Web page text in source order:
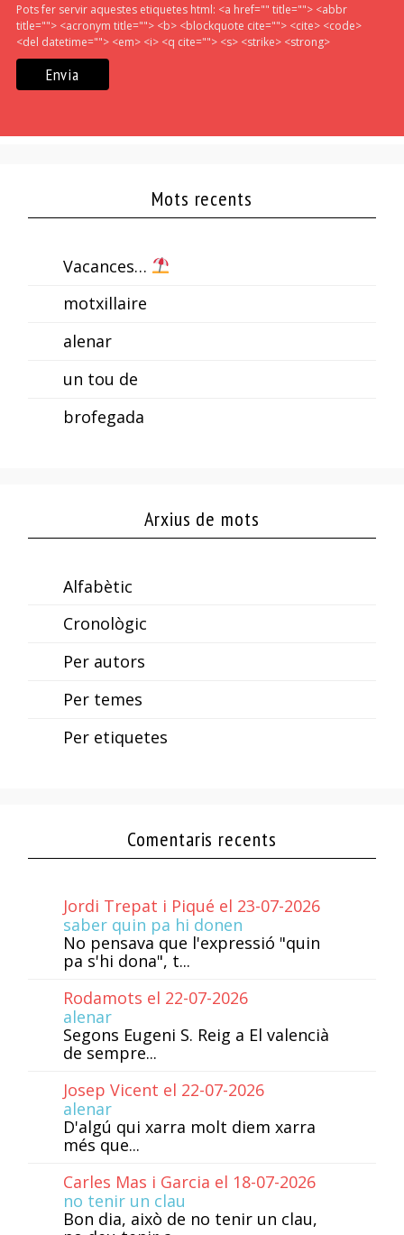
Pots fer servir aquestes etiquetes html: <a href="" title=""> <abbr
title=""> <acronym title=""> <b> <blockquote cite=""> <cite> <code>
<del datetime=""> <em> <i> <q cite=""> <s> <strike> <strong>
Mots recents
Vacances…
motxillaire
alenar
un tou de
brofegada
Arxius de mots
Alfabètic
Cronològic
Per autors
Per temes
Per etiquetes
Comentaris recents
Jordi Trepat i Piqué el 23-07-2026
saber quin pa hi donen
No pensava que l'expressió "quin
pa s'hi dona", t...
Rodamots el 22-07-2026
alenar
Segons Eugeni S. Reig a El valencià
de sempre...
Josep Vicent el 22-07-2026
alenar
D'algú qui xarra molt diem xarra
més que...
Carles Mas i Garcia el 18-07-2026
no tenir un clau
Bon dia, això de no tenir un clau,